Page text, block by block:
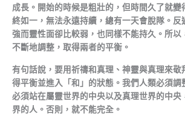
成長。開始的時候是粗壯的，但時間久了就變
終如一，無法永遠持續，總有一天會脫隊。反
強而靈性面卻比較弱，也同樣不能持久。所以
不斷地調整，取得兩者的平衡。
有句話說，要用祈禱和真理、神靈與真理來敬
得平衡並進入「和」的狀態。我們人類必須調
必須站在屬靈世界的中央以及真理世界的中央
界的人。否則，就不能完全。